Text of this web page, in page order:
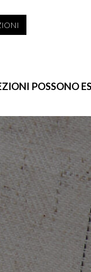
POSSONO